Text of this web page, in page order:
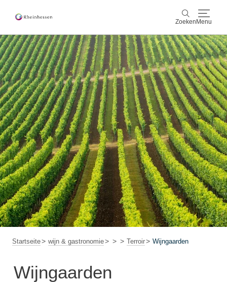
Zoeken Menu
Zoeken
wijn & gastronomie
actief & natuur
Cultuur & Steden
Events
reservering & service
Rheinhessen-Blog kaart
Startseite wijn & gastronomie Terroir Wijngaarden
Wijngaarden